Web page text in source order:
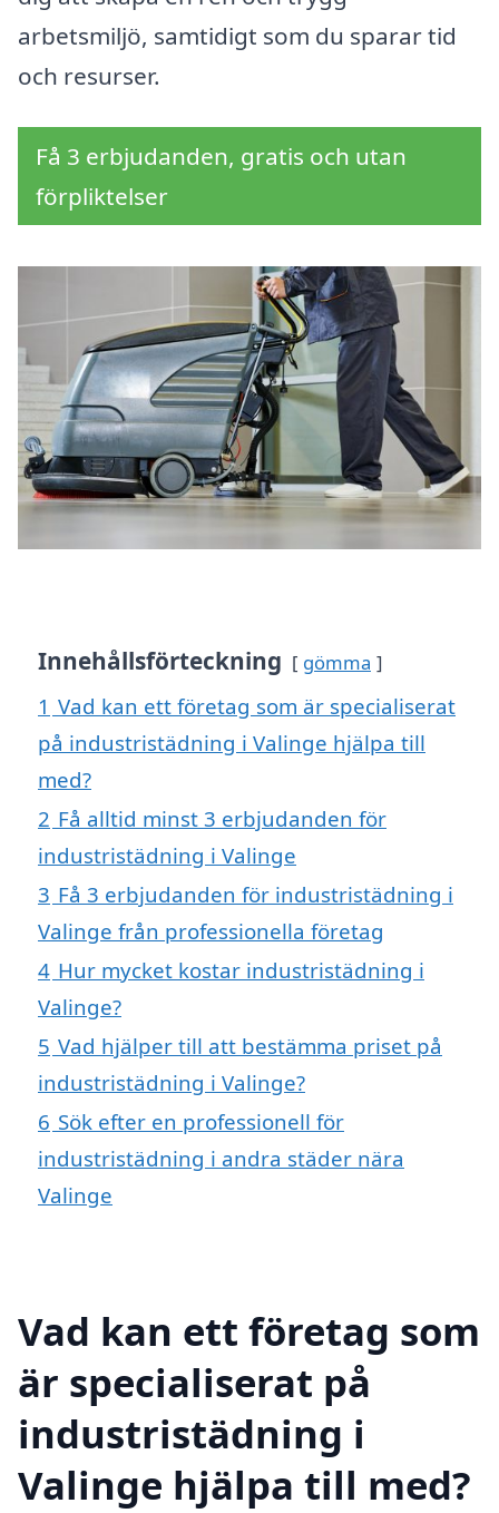
arbetsmiljö, samtidigt som du sparar tid
och resurser.
Få 3 erbjudanden, gratis och utan
förpliktelser
Innehållsförteckning gömma
1 Vad kan ett företag som är specialiserat
på industristädning i Valinge hjälpa till
med?
2 Få alltid minst 3 erbjudanden för
industristädning i Valinge
3 Få 3 erbjudanden för industristädning i
Valinge från professionella företag
4 Hur mycket kostar industristädning i
Valinge?
5 Vad hjälper till att bestämma priset på
industristädning i Valinge?
6 Sök efter en professionell för
industristädning i andra städer nära
Valinge
Vad kan ett företag som
är specialiserat på
industristädning i
Valinge hjälpa till med?